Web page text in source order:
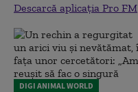
Descarcă aplicația Pro FM
DIGI ANIMAL WORLD